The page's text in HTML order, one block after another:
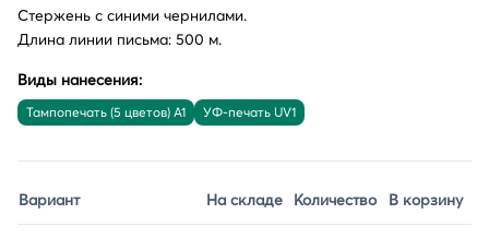
Стержень с синими чернилами.
Длина линии письма: 500 м.
Виды нанесения:
Тампопечать (5 цветов) A1 УФ-печать UV1
Вариант На складе Количество В корзину